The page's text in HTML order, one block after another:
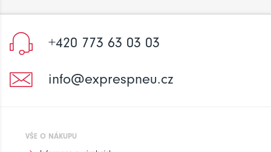
+420 773 63 03 03
info@exprespneu.cz
VŠE O NÁKUPU